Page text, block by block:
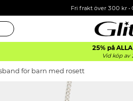
Fri frakt över 300 kr•
25% på ALLA
Vid köp av
för barn med rosett